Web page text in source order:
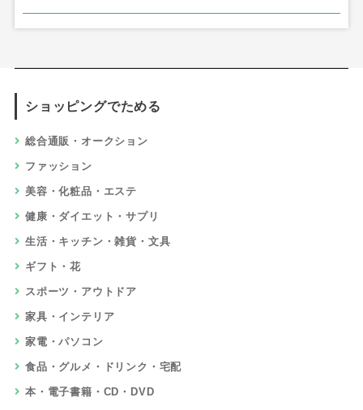
ショッピングでためる
総合通販・オークション
ファッション
美容・化粧品・エステ
健康・ダイエット・サプリ
生活・キッチン・雑貨・文具
ギフト・花
スポーツ・アウトドア
家具・インテリア
家電・パソコン
食品・グルメ・ドリンク・宅配
本・電子書籍・CD・DVD